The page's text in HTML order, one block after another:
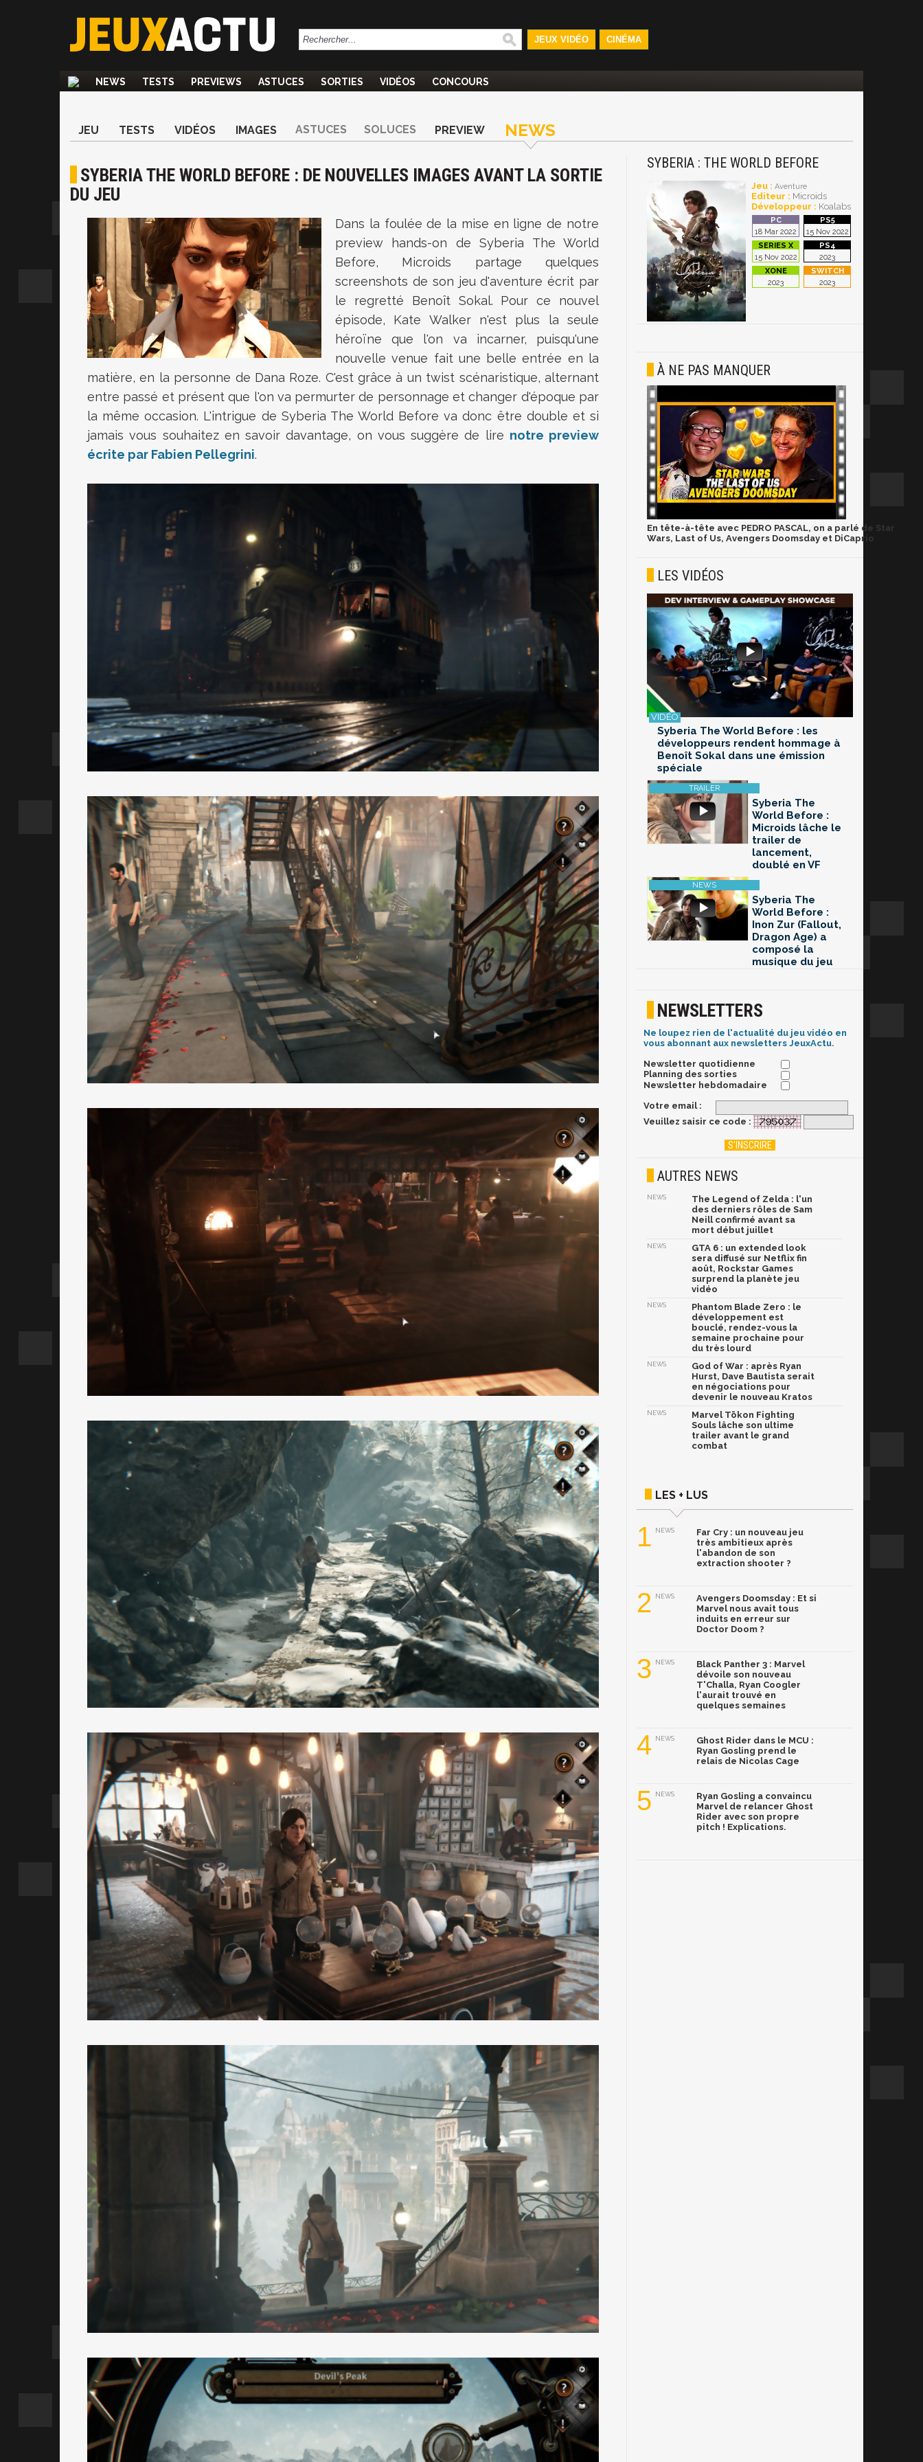
JEUX VIDÉO CINÉMA
NEWS TESTS PREVIEWS ASTUCES SORTIES VIDÉOS CONCOURS
JEU TESTS VIDÉOS IMAGES ASTUCES SOLUCES PREVIEW NEWS
SYBERIA THE WORLD BEFORE : DE NOUVELLES IMAGES AVANT LA SORTIE
DU JEU
Dans la foulée de la mise en ligne de notre
preview hands-on de Syberia The World
Before, Microids partage quelques
screenshots de son jeu d'aventure écrit par
le regretté Benoît Sokal. Pour ce nouvel
épisode, Kate Walker n'est plus la seule
héroïne que l'on va incarner, puisqu'une
nouvelle venue fait une belle entrée en la
matière, en la personne de Dana Roze. C'est grâce à un twist scénaristique, alternant
entre passé et présent que l'on va permurter de personnage et changer d'époque par
la même occasion. L'intrigue de Syberia The World Before va donc être double et si
jamais vous souhaitez en savoir davantage, on vous suggère de lire notre preview
écrite par Fabien Pellegrini.
SYBERIA : THE WORLD BEFORE
Jeu : Aventure
Editeur : Microids
Développeur : Koalabs
18 Mar 2022 15 Nov 2022
15 Nov 2022 2023
2023 2023
À NE PAS MANQUER
En tête-à-tête avec PEDRO PASCAL, on a parlé de Star
Wars, Last of Us, Avengers Doomsday et DiCaprio
LES VIDÉOS
Syberia The World Before : les
développeurs rendent hommage à
Benoît Sokal dans une émission
spéciale
Syberia The
World Before :
Microids lâche le
trailer de
lancement,
doublé en VF
Syberia The
World Before :
Inon Zur (Fallout,
Dragon Age) a
composé la
musique du jeu
NEWSLETTERS
Ne loupez rien de l'actualité du jeu vidéo en
vous abonnant aux newsletters JeuxActu.
Newsletter quotidienne
Planning des sorties
Newsletter hebdomadaire
Votre email :
Veuillez saisir ce code :
AUTRES NEWS
NEWS
The Legend of Zelda : l'un
des derniers rôles de Sam
Neill confirmé avant sa
mort début juillet
NEWS
GTA 6 : un extended look
sera diffusé sur Netflix fin
août, Rockstar Games
surprend la planète jeu
vidéo
NEWS
Phantom Blade Zero : le
développement est
bouclé, rendez-vous la
semaine prochaine pour
du très lourd
NEWS
God of War : après Ryan
Hurst, Dave Bautista serait
en négociations pour
devenir le nouveau Kratos
NEWS
Marvel Tōkon Fighting
Souls lâche son ultime
trailer avant le grand
combat
LES + LUS
1 NEWS
Far Cry : un nouveau jeu
très ambitieux après
l'abandon de son
extraction shooter ?
2 NEWS
Avengers Doomsday : Et si
Marvel nous avait tous
induits en erreur sur
Doctor Doom ?
3 NEWS
Black Panther 3 : Marvel
dévoile son nouveau
T'Challa, Ryan Coogler
l'aurait trouvé en
quelques semaines
4 NEWS
Ghost Rider dans le MCU :
Ryan Gosling prend le
relais de Nicolas Cage
5 NEWS
Ryan Gosling a convaincu
Marvel de relancer Ghost
Rider avec son propre
pitch ! Explications.